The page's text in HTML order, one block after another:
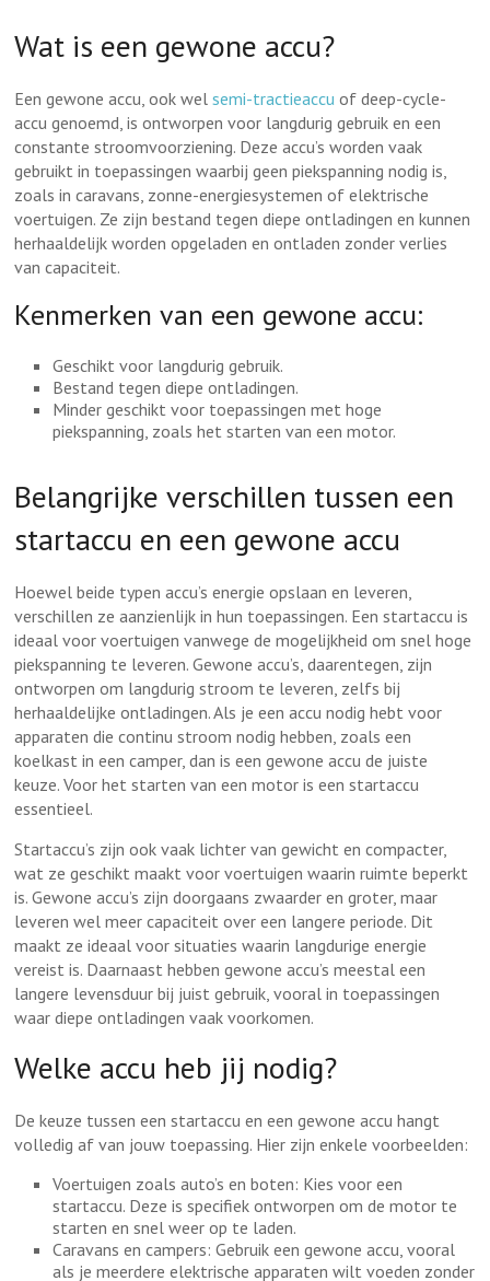
Wat is een gewone accu?
Een gewone accu, ook welsemi-tractieaccu of deep-cycle-
accu genoemd, is ontworpen voor langdurig gebruik en een
constante stroomvoorziening. Deze accu’s worden vaak
gebruikt in toepassingen waarbij geen piekspanning nodig is,
zoals in caravans, zonne-energiesystemen of elektrische
voertuigen. Ze zijn bestand tegen diepe ontladingen en kunnen
herhaaldelijk worden opgeladen en ontladen zonder verlies
van capaciteit.
Kenmerken van een gewone accu:
Geschikt voor langdurig gebruik.
Bestand tegen diepe ontladingen.
Minder geschikt voor toepassingen met hoge
piekspanning, zoals het starten van een motor.
Belangrijke verschillen tussen een
startaccu en een gewone accu
Hoewel beide typen accu’s energie opslaan en leveren,
verschillen ze aanzienlijk in hun toepassingen. Een startaccu is
ideaal voor voertuigen vanwege de mogelijkheid om snel hoge
piekspanning te leveren. Gewone accu’s, daarentegen, zijn
ontworpen om langdurig stroom te leveren, zelfs bij
herhaaldelijke ontladingen. Als je een accu nodig hebt voor
apparaten die continu stroom nodig hebben, zoals een
koelkast in een camper, dan is een gewone accu de juiste
keuze. Voor het starten van een motor is een startaccu
essentieel.
Startaccu’s zijn ook vaak lichter van gewicht en compacter,
wat ze geschikt maakt voor voertuigen waarin ruimte beperkt
is. Gewone accu’s zijn doorgaans zwaarder en groter, maar
leveren wel meer capaciteit over een langere periode. Dit
maakt ze ideaal voor situaties waarin langdurige energie
vereist is. Daarnaast hebben gewone accu’s meestal een
langere levensduur bij juist gebruik, vooral in toepassingen
waar diepe ontladingen vaak voorkomen.
Welke accu heb jij nodig?
De keuze tussen een startaccu en een gewone accu hangt
volledig af van jouw toepassing. Hier zijn enkele voorbeelden:
Voertuigen zoals auto’s en boten: Kies voor een
startaccu. Deze is specifiek ontworpen om de motor te
starten en snel weer op te laden.
Caravans en campers: Gebruik een gewone accu, vooral
als je meerdere elektrische apparaten wilt voeden zonder